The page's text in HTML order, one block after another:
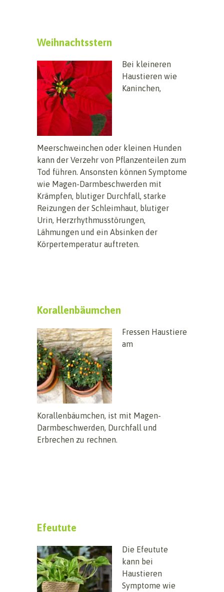
Weihnachtsstern
Bei kleineren
Haustieren wie
Kaninchen,
Meerschweinchen oder kleinen Hunden
kann der Verzehr von Pflanzenteilen zum
Tod führen. Ansonsten können Symptome
wie Magen-Darmbeschwerden mit
Krämpfen, blutiger Durchfall, starke
Reizungen der Schleimhaut, blutiger
Urin, Herzrhythmusstörungen,
Lähmungen und ein Absinken der
Körpertemperatur auftreten.
Korallenbäumchen
Fressen Haustiere
am
Korallenbäumchen, ist mit Magen-
Darmbeschwerden, Durchfall und
Erbrechen zu rechnen.
Efeutute
Die Efeutute
kann bei
Haustieren
Symptome wie